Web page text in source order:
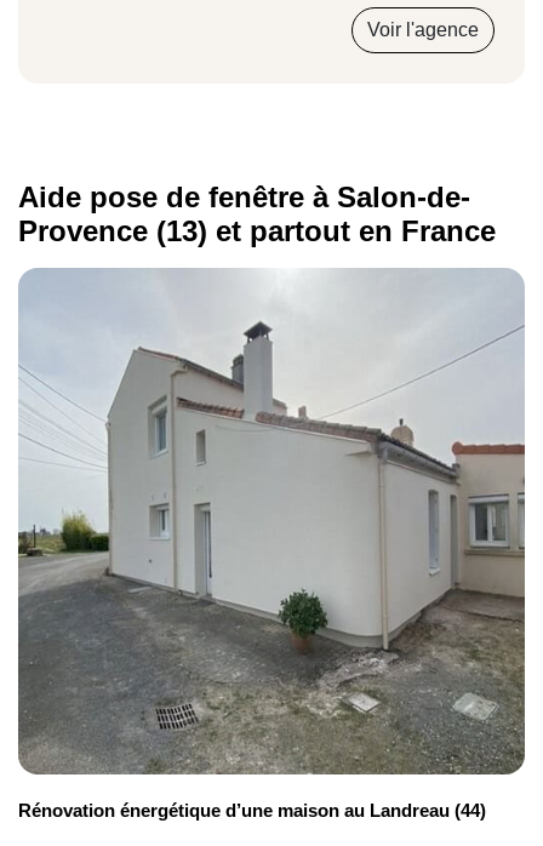
compétentes et l'aide vous est versée quelques
Voir l'agence
Aide pose de fenêtre à Salon-de-
Provence (13) et partout en France
Rénovation énergétique d’une maison au Landreau (44)